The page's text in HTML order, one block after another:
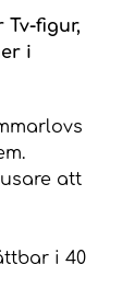
figur,
i
att
i 40